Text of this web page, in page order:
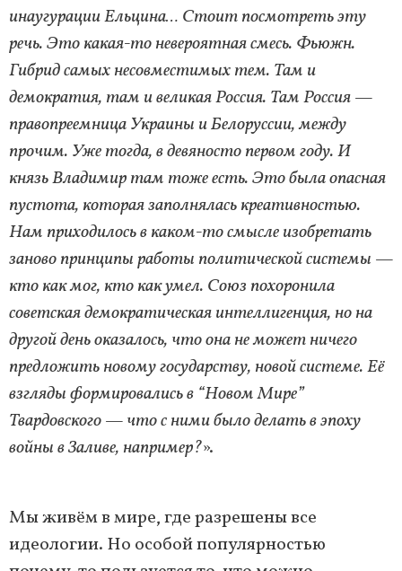
инаугурации Ельцина… Стоит посмотреть эту
речь. Это какая-то невероятная смесь. Фьюжн.
Гибрид самых несовместимых тем. Там и
демократия, там и великая Россия. Там Россия —
правопреемница Украины и Белоруссии, между
прочим. Уже тогда, в девяносто первом году. И
князь Владимир там тоже есть. Это была опасная
пустота, которая заполнялась креативностью.
Нам приходилось в каком-то смысле изобретать
заново принципы работы политической системы —
кто как мог, кто как умел. Союз похоронила
советская демократическая интеллигенция, но на
другой день оказалось, что она не может ничего
предложить новому государству, новой системе. Её
взгляды формировались в “Новом Мире”
Твардовского — что с ними было делать в эпоху
войны в Заливе, например?».
Мы живём в мире, где разрешены все
идеологии. Но особой популярностью